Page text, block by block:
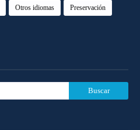
Otros idiomas Preservación